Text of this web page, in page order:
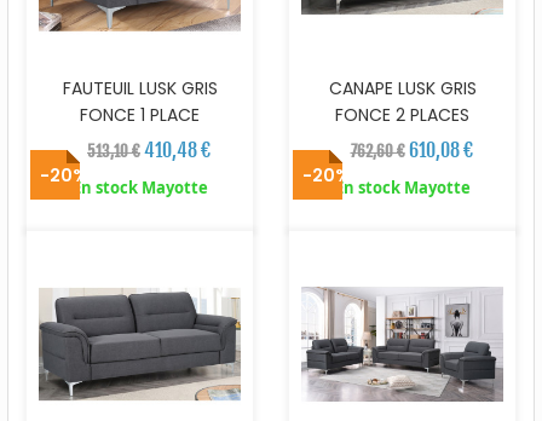
FAUTEUIL LUSK GRIS
FONCE 1 PLACE
513,10 €410,48 €
En stock Mayotte
CANAPE LUSK GRIS
FONCE 2 PLACES
762,60 € 610,08 €
En stock Mayotte
-20% -20%